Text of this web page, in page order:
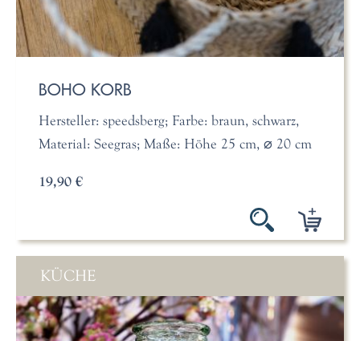
BOHO KORB
Hersteller: speedsberg; Farbe: braun, schwarz,
Material: Seegras; Maße: Höhe 25 cm, ⌀ 20 cm
19,90 €
KÜCHE